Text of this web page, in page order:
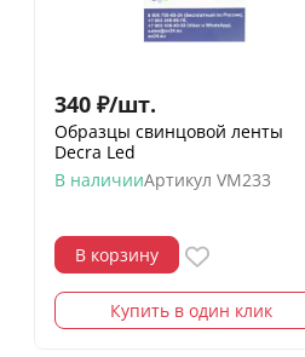
340 ₽/шт.
Образцы свинцовой ленты
Decra Led
В наличииАртикул VM233
В корзину
Купить в один клик